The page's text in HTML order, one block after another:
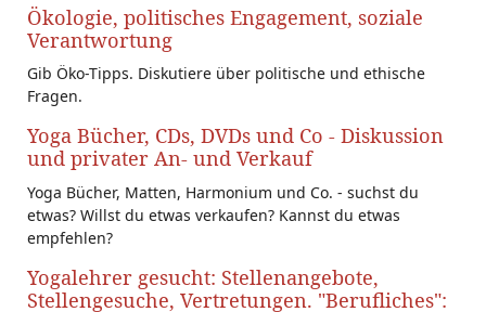
Ökologie, politisches Engagement, soziale
Verantwortung
Gib Öko-Tipps. Diskutiere über politische und ethische
Fragen.
Yoga Bücher, CDs, DVDs und Co - Diskussion
und privater An- und Verkauf
Yoga Bücher, Matten, Harmonium und Co. - suchst du
etwas? Willst du etwas verkaufen? Kannst du etwas
empfehlen?
Yogalehrer gesucht: Stellenangebote,
Stellengesuche, Vertretungen. "Berufliches":